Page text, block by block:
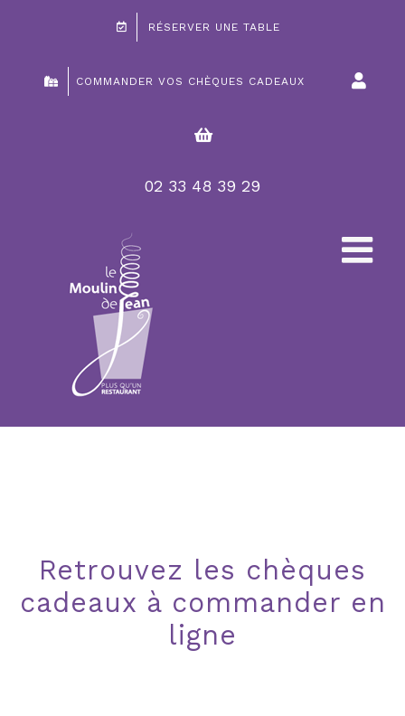
RÉSERVER UNE TABLE
COMMANDER VOS CHÈQUES CADEAUX
02 33 48 39 29
Retrouvez les chèques
cadeaux à commander en
ligne